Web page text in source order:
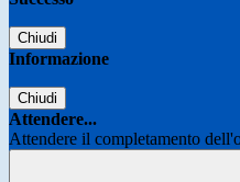
Chiudi
Informazione
Chiudi
Attendere...
Attendere il completamento